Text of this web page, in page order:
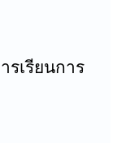
เรียนการ